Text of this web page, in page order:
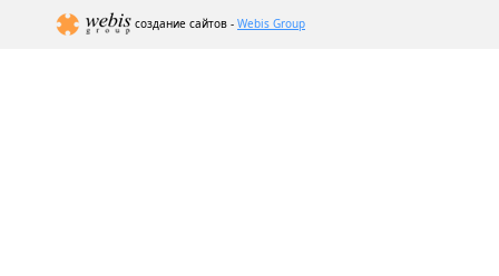
создание сайтов - Webis Group